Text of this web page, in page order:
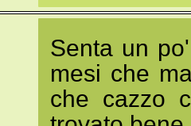
Senta un
mesi che
che cazzo